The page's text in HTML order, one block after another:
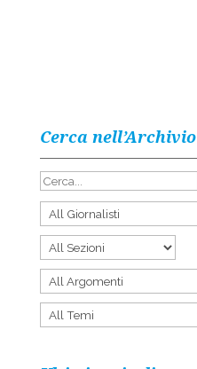
Cerca nell’Archivio